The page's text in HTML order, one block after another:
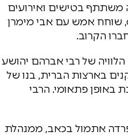
משתתף בטישים ואירועים
שוחח אמש עם אבי מימרן
הקרוב.
של רבי אברהם יהושע
בארצות הברית, בנו של
פתאומי. הרבי
אתמול בכאב, ממנהלת